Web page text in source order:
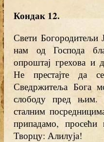
Кондак 12.
Свети Богородитељи
нам од Господа
опроштај грехова и
Не престајте да
Сведржитеља Бога
слободу пред њим.
сталним
припадамо,
Творцу: Алилуја!